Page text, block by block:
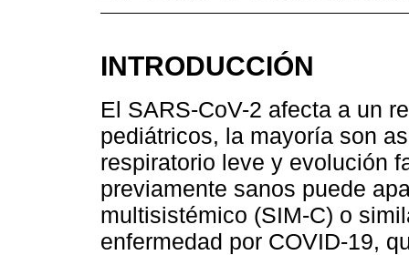
INTRODUCCIÓN
El SARS-CoV-2 afecta a un
pediátricos, la mayoría son
respiratorio leve y evolución
previamente sanos puede
multisistémico (SIM-C) o
enfermedad por COVID-19,